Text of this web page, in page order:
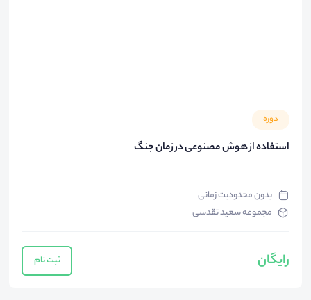
دوره
استفاده از هوش مصنوعی در زمان جنگ
بدون محدودیت زمانی
مجموعه سعید تقدسی
رایگان ثبت نام